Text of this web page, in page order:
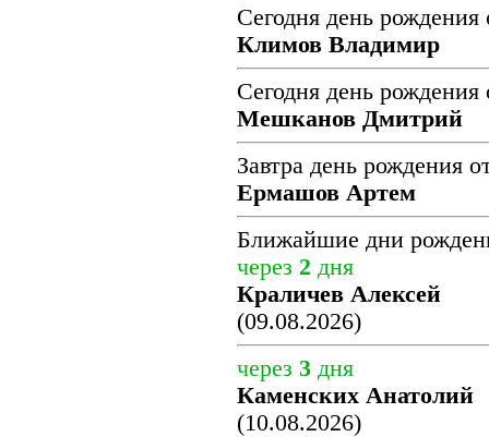
Сегодня день рождения
Климов Владимир
Сегодня день рождения
Мешканов Дмитрий
Завтра день рождения
Ермашов Артем
Ближайшие дни
через 2 дня
Краличев Алексей
(09.08.2026)
через 3 дня
Каменских Анатолий
(10.08.2026)